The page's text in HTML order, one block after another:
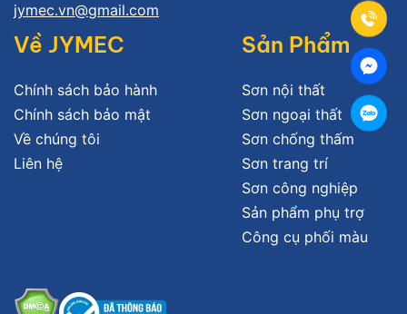
jymec.vn@gmail.com
Về JYMEC
Chính sách bảo hành
Chính sách bảo mật
Về chúng tôi
Liên hệ
Sản Phẩm
Sơn nội thất
Sơn ngoại thất
Sơn chống thấm
Sơn trang trí
Sơn công nghiệp
Sản phẩm phụ trợ
Công cụ phối màu